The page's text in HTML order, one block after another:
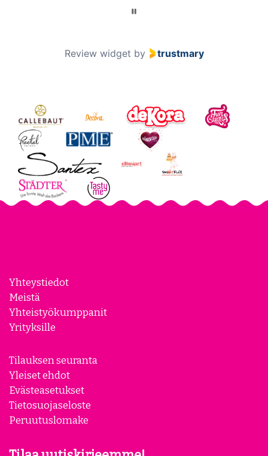
Review widget by trustmary
Yhteystiedot
Meistä
Yhteistyökumppanit
Yrityksille
Tilauksen seuranta
Yleiset ehdot
Evästeasetukset
Tietosuojaseloste
Peruutuslomake